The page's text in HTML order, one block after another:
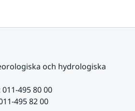
och hydrologiska
495 80 00
495 82 00